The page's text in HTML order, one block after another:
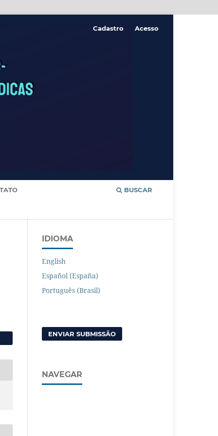
BUSCAR
Cadastro Acesso
IDIOMA
English
Español (España)
Português (Brasil)
ENVIAR SUBMISSÃO
NAVEGAR